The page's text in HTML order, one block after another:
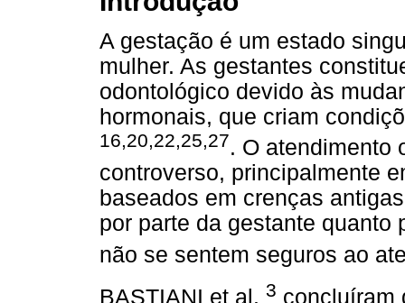
A gestação é um estado
mulher. As gestantes
odontológico devido às
hormonais, que criam
16,20,22,25,27. O atendimento
controverso, principalmente
baseados em crenças
por parte da gestante quanto
não se sentem seguros ao
BASTIANI et al. 3 concluíram